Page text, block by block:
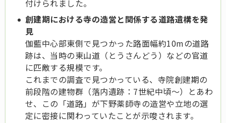
付けられました。
創建期における寺の造営と関係する道路遺構を発
見
伽藍中心部東側で見つかった路面幅約10mの道路
跡は、当時の東山道（とうさんどう）などの官道
に匹敵する規模です。
これまでの調査で見つかっている、寺院創建期の
前段階の建物群（落内遺跡：7世紀中頃～）とあわ
せ、この「道路」が下野薬師寺の造営や立地の選
定に密接に関わっていたことが示唆されます。